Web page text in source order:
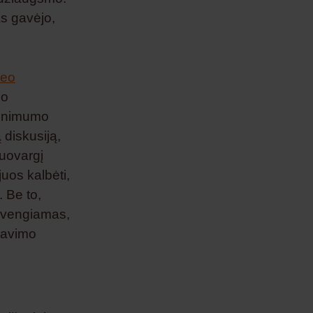
gavėjo,
diskusiją,
kalbėti,
Be to,